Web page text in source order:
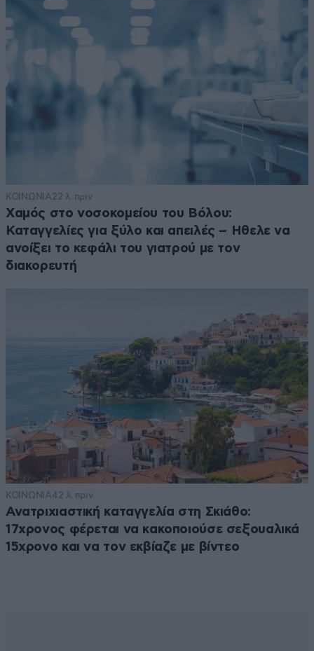
ΚΟΙΝΩΝΙΑ 22 λ. πριν
Χαμός στο νοσοκομείου του Βόλου:
Καταγγελίες για ξύλο και απειλές – Ηθελε να
ανοίξει το κεφάλι του γιατρού με τον
διακορευτή
ΚΟΙΝΩΝΙΑ42 λ. πριν
Ανατριχιαστική καταγγελία στη Σκιάθο:
17χρονος φέρεται να κακοποιούσε σεξουαλικά
15χρονο και να τον εκβίαζε με βίντεο